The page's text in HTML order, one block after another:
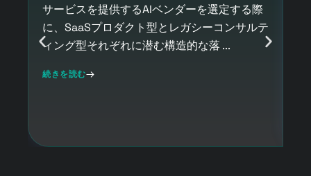
サービスを提供するAIベンダーを選定する際
に、SaaSプロダクト型とレガシーコンサルテ
ィング型それぞれに潜む構造的な落 ...
続きを読む